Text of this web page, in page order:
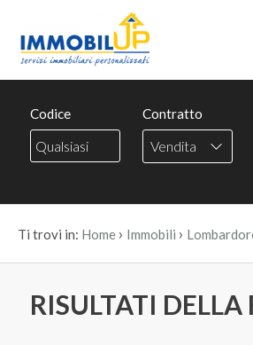
Codice Contratto
Vendita
Ti trovi in: Home › Immobili ›
RISULTATI DELLA